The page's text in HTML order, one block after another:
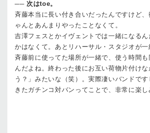
── 次はtoe。
斉藤本当に長い付き合いだったんですけど
ゃんとあんまりやったことなくて。
吉澤フェスとかイヴェントでは一緒になるん
かはなくて。あとリハーサル・スタジオが一
斉藤前に使ってた場所が一緒で、使う時間
んだよね。終わった後にお互い荷物片付け
う？」みたいな（笑）。実際凄いバンドで
きたガチンコ対バンってことで、非常に楽し